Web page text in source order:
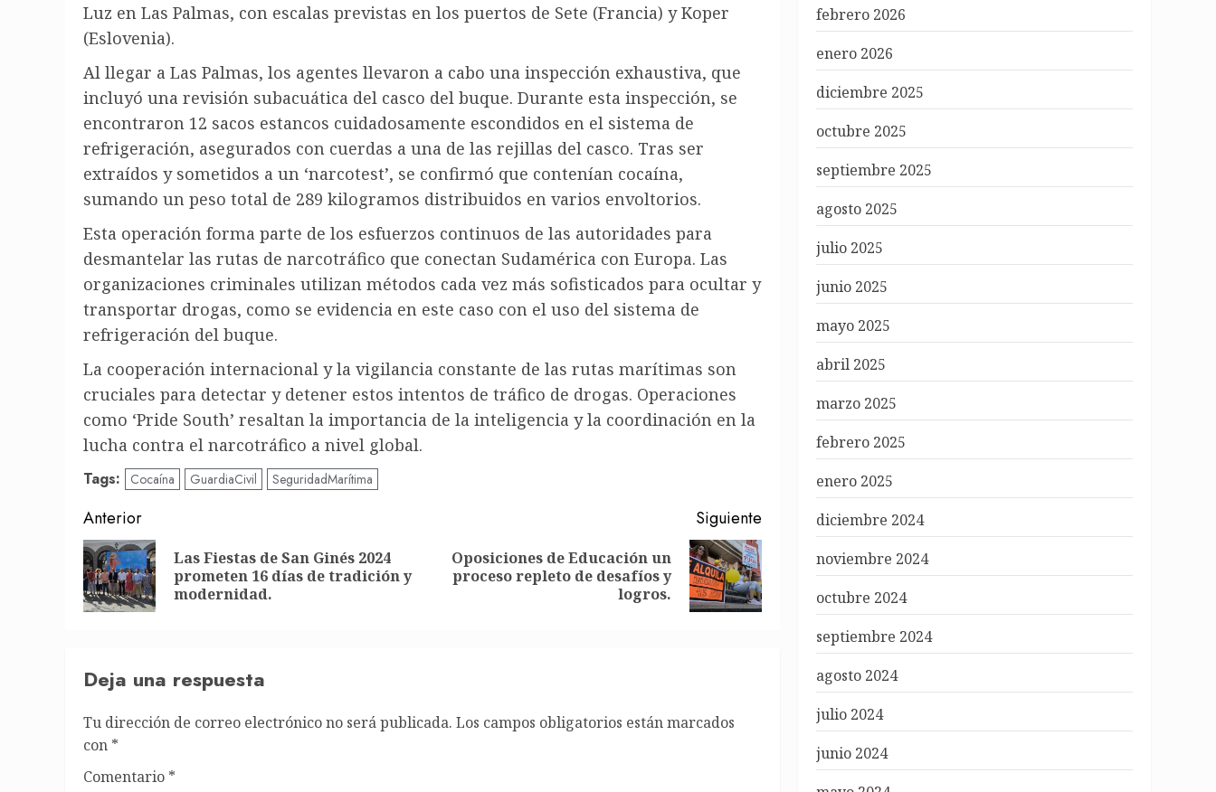
Luz en Las Palmas, con escalas previstas en los puertos de Sete (Francia) y Koper
(Eslovenia).
Al llegar a Las Palmas, los agentes llevaron a cabo una inspección exhaustiva, que
incluyó una revisión subacuática del casco del buque. Durante esta inspección, se
encontraron 12 sacos estancos cuidadosamente escondidos en el sistema de
refrigeración, asegurados con cuerdas a una de las rejillas del casco. Tras ser
extraídos y sometidos a un ‘narcotest’, se confirmó que contenían cocaína,
sumando un peso total de 289 kilogramos distribuidos en varios envoltorios.
Esta operación forma parte de los esfuerzos continuos de las autoridades para
desmantelar las rutas de narcotráfico que conectan Sudamérica con Europa. Las
organizaciones criminales utilizan métodos cada vez más sofisticados para ocultar y
transportar drogas, como se evidencia en este caso con el uso del sistema de
refrigeración del buque.
La cooperación internacional y la vigilancia constante de las rutas marítimas son
cruciales para detectar y detener estos intentos de tráfico de drogas. Operaciones
como ‘Pride South’ resaltan la importancia de la inteligencia y la coordinación en la
lucha contra el narcotráfico a nivel global.
Tags: Cocaína GuardiaCivil SeguridadMarítima
Post
navigation
Anterior
Entrada
Las Fiestas de San Ginés 2024
prometen 16 días de tradición y
modernidad.
Siguiente
Siguiente
Oposiciones de Educación un
proceso repleto de desafíos y
logros.
Deja una respuesta
Tu dirección de correo electrónico no será publicada. Los campos obligatorios están marcados
con *
Comentario *
febrero 2026
enero 2026
diciembre 2025
octubre 2025
septiembre 2025
agosto 2025
julio 2025
junio 2025
mayo 2025
abril 2025
marzo 2025
febrero 2025
enero 2025
diciembre 2024
noviembre 2024
octubre 2024
septiembre 2024
agosto 2024
julio 2024
junio 2024